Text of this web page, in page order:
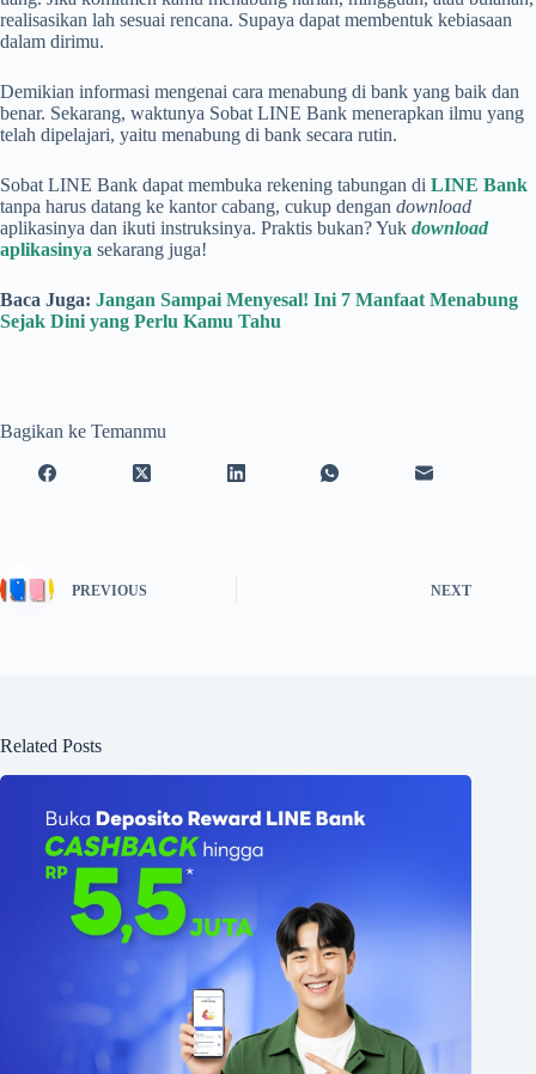
realisasikan lah sesuai rencana. Supaya dapat membentuk kebiasaan
dalam dirimu.
Demikian informasi mengenai cara menabung di bank yang baik dan
benar. Sekarang, waktunya Sobat LINE Bank menerapkan ilmu yang
telah dipelajari, yaitu menabung di bank secara rutin.
Sobat LINE Bank dapat membuka rekening tabungan di LINE Bank
tanpa harus datang ke kantor cabang, cukup dengan download
aplikasinya dan ikuti instruksinya. Praktis bukan? Yuk download
aplikasinya sekarang juga!
Baca Juga: Jangan Sampai Menyesal! Ini 7 Manfaat Menabung
Sejak Dini yang Perlu Kamu Tahu
Bagikan ke Temanmu
PREVIOUS NEXT
Related Posts